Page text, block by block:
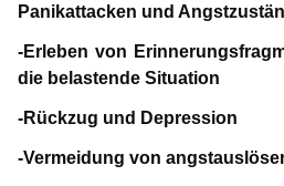
Panikattacken und
-Erleben von
die belastende Situation
-Rückzug und Depression
-Vermeidung von